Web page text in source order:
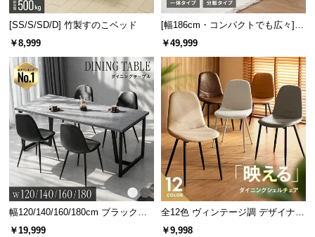
[SS/S/SD/D] 竹製すのこベッド
￥8,999
[幅186cm・コンパクトでも広々] 3
人掛けソファベッド リクライニン
グ 天然木フレーム 北欧
￥49,999
幅120/140/160/180cm ブラックフ
レーム ダイニング 大理石調 4人掛
￥19,999
全12色 ヴィンテージ調 デザイナー
ズシェルチェア
￥9,998